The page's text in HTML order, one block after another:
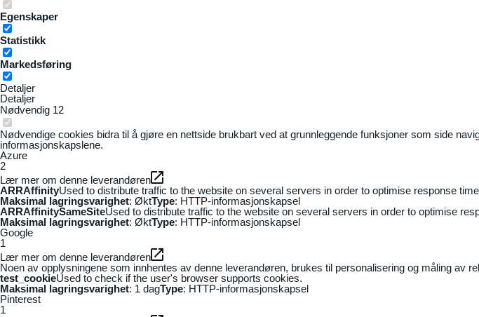
Egenskaper
Statistikk
Markedsføring
Detaljer
Detaljer
Nødvendig 12
Nødvendige cookies bidra til å gjøre en nettside brukbart ved at grunnleggende funksjoner som side
informasjonskapslene.
Azure
2
Lær mer om denne leverandøren
ARRAffinityUsed to distribute traffic to the website on several servers in order to optimise response
Maksimal lagringsvarighet: ØktType: HTTP-informasjonskapsel
ARRAffinitySameSiteUsed to distribute traffic to the website on several servers in order to optimise
Maksimal lagringsvarighet: ØktType: HTTP-informasjonskapsel
Google
1
Lær mer om denne leverandøren
Noen av opplysningene som innhentes av denne leverandøren, brukes til personalisering og måling av
test_cookieUsed to check if the user's browser supports cookies.
Maksimal lagringsvarighet: 1 dagType: HTTP-informasjonskapsel
Pinterest
1